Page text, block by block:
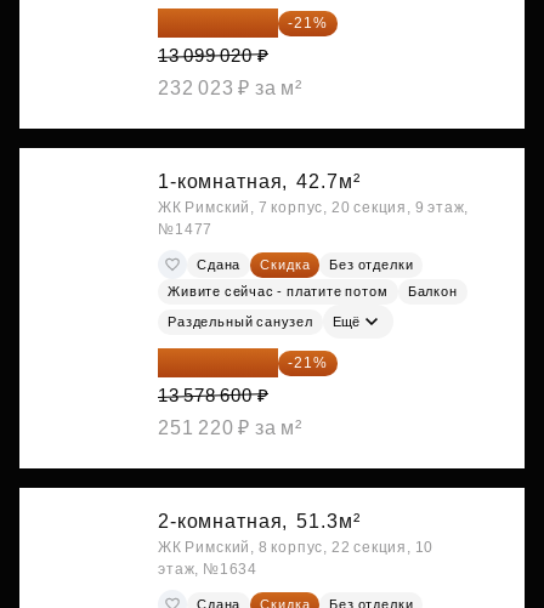
10 348 226 ₽ -21%
13 099 020 ₽
232 023 ₽ за м²
1-комнатная, 42.7м²
ЖК Римский, 7 корпус, 20 секция, 9 этаж,
№1477
Сдана Скидка
Без отделки
Живите сейчас - платите потом
Балкон
Раздельный санузел Ещё
10 727 094 ₽ -21%
13 578 600 ₽
251 220 ₽ за м²
2-комнатная, 51.3м²
ЖК Римский, 8 корпус, 22 секция, 10
этаж, №1634
Сдана Скидка
Без отделки